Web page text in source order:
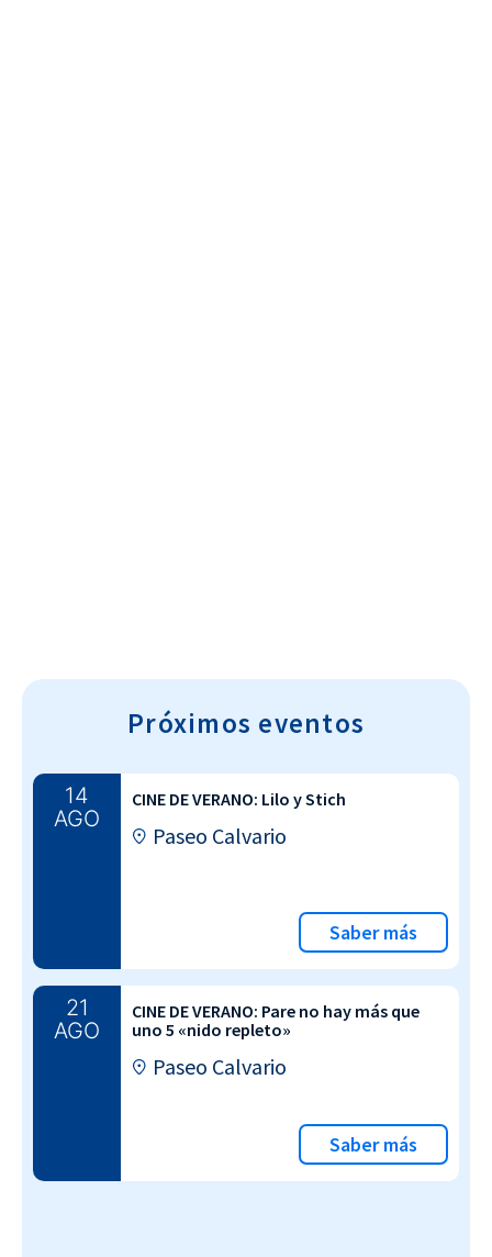
Próximos eventos
14
AGO
CINE DE VERANO: Lilo y Stich
Paseo Calvario
Saber más
21
AGO
CINE DE VERANO: Pare no hay más que
uno 5 «nido repleto»
Paseo Calvario
Saber más